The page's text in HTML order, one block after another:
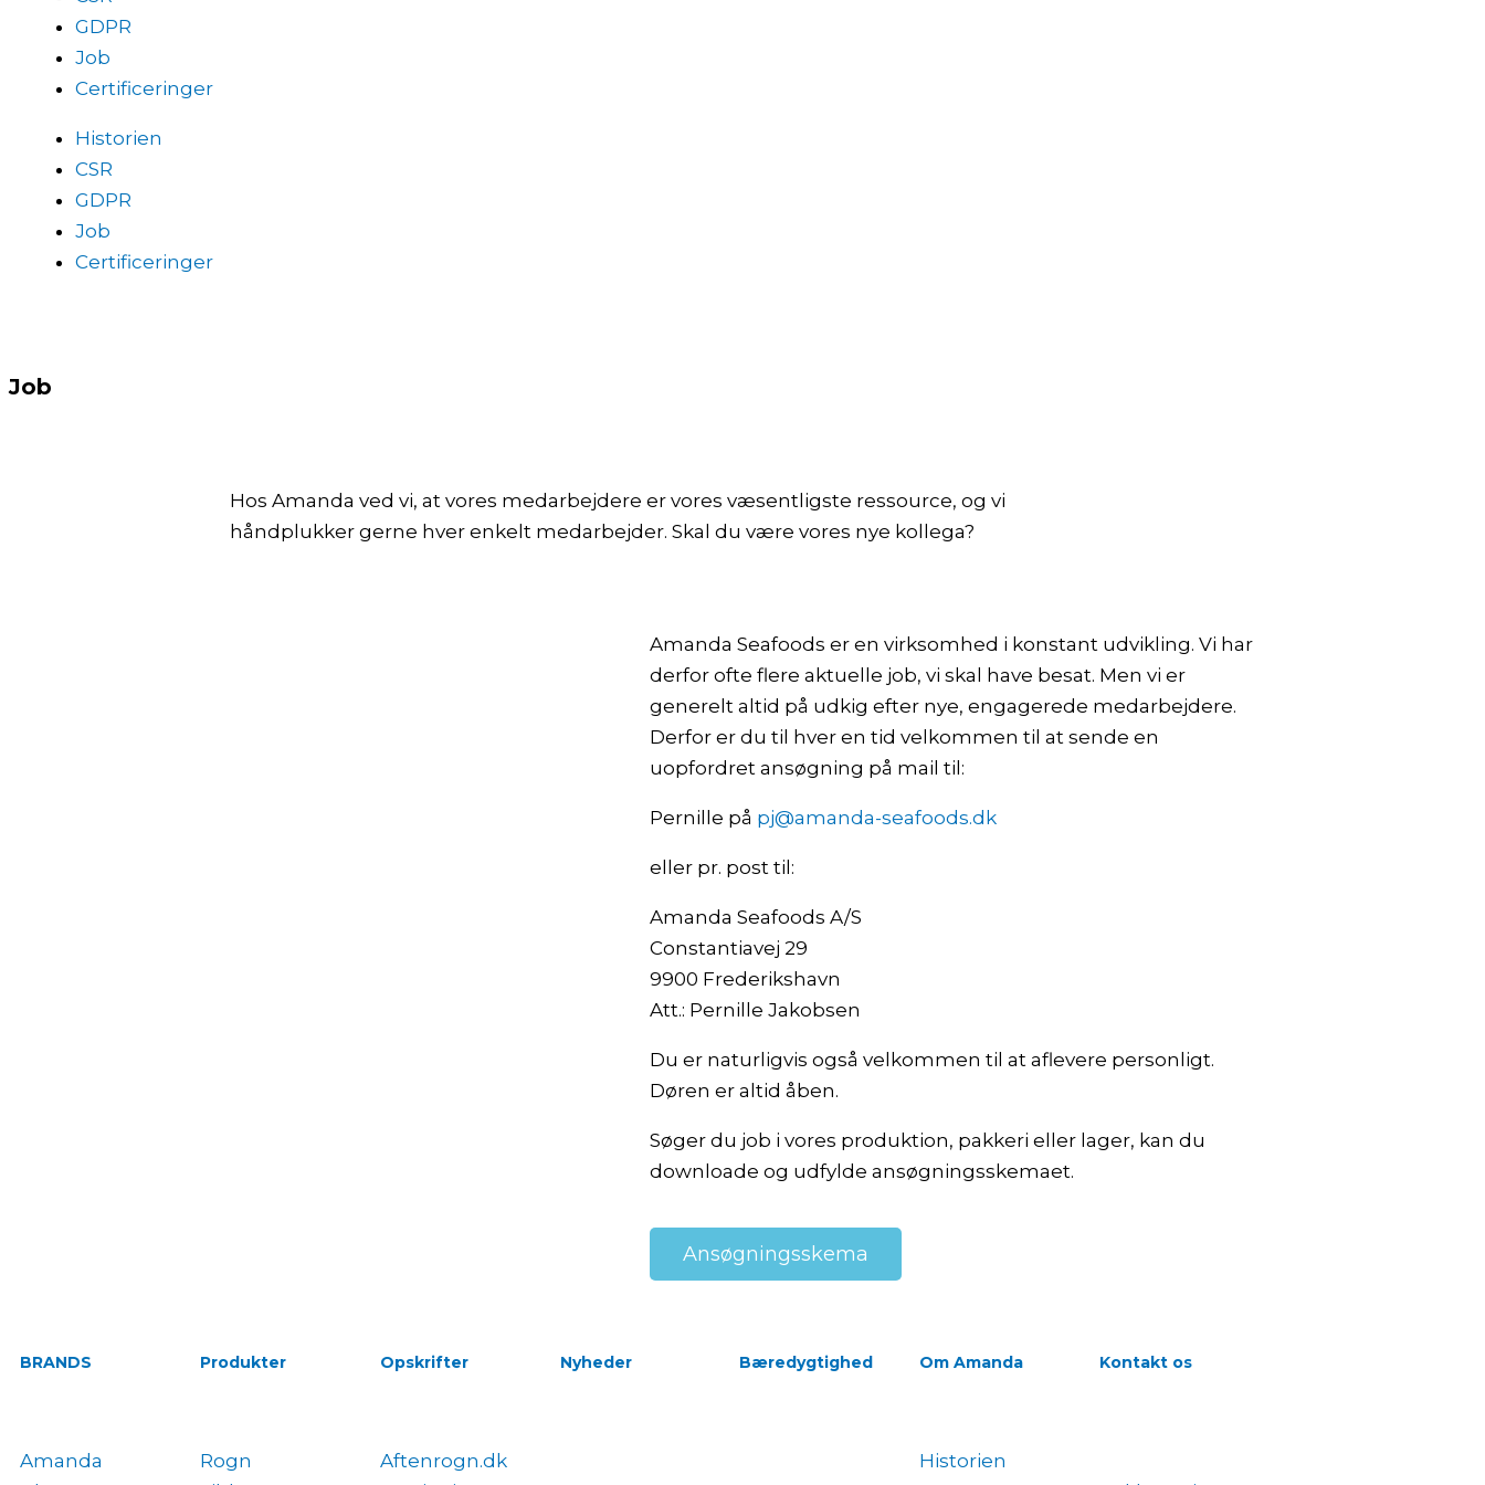
GDPR
Job
Certificeringer
Historien
CSR
GDPR
Job
Certificeringer
Job
Hos Amanda ved vi, at vores medarbejdere er vores væsentligste ressource, og vi
håndplukker gerne hver enkelt medarbejder. Skal du være vores nye kollega?
Amanda Seafoods er en virksomhed i konstant udvikling. Vi har
derfor ofte flere aktuelle job, vi skal have besat. Men vi er
generelt altid på udkig efter nye, engagerede medarbejdere.
Derfor er du til hver en tid velkommen til at sende en
uopfordret ansøgning på mail til:
Pernille på pj@amanda-seafoods.dk
eller pr. post til:
Amanda Seafoods A/S
Constantiavej 29
9900 Frederikshavn
Att.: Pernille Jakobsen
Du er naturligvis også velkommen til at aflevere personligt.
Døren er altid åben.
Søger du job i vores produktion, pakkeri eller lager, kan du
downloade og udfylde ansøgningsskemaet.
Ansøgningsskema
BRANDS
Amanda
Produkter
Rogn
Opskrifter
Aftenrogn.dk
Nyheder Bæredygtighed Om Amanda
Historien
Kontakt os